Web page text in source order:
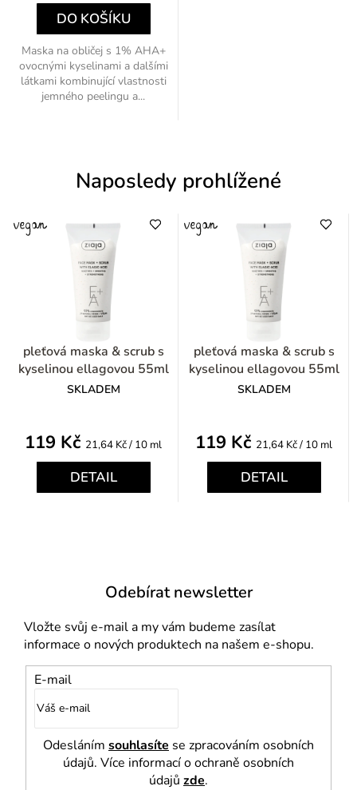
DO KOŠÍKU
Maska na obličej s 1% AHA+
ovocnými kyselinami a dalšími
látkami kombinující vlastnosti
jemného peelingu a...
Naposledy prohlížené
pleťová maska & scrub s
kyselinou ellagovou 55ml
SKLADEM
119 Kč Měrná
cena:
21,64 Kč / 10 ml
DETAIL
pleťová maska & scrub s
kyselinou ellagovou 55ml
SKLADEM
119 Kč Měrná
cena:
21,64 Kč / 10 ml
DETAIL
Odebírat newsletter
Vložte svůj e-mail a my vám budeme zasílat
informace o nových produktech na našem e-shopu.
E-mail
Odesláním souhlasíte se zpracováním osobních
údajů. Více informací o ochraně osobních
údajů zde.